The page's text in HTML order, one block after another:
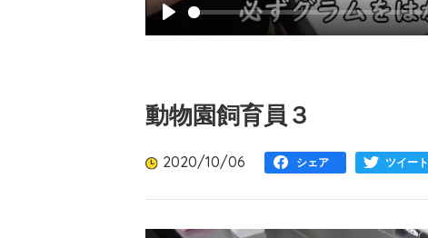
動物園飼育員３
2020/10/06 シェア ツイート